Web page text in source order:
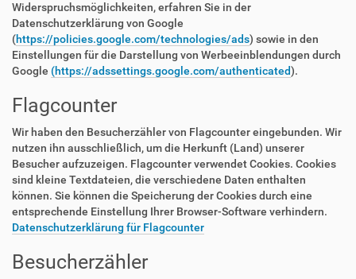
Widerspruchsmöglichkeiten, erfahren Sie in der
Datenschutzerklärung von Google
(https://policies.google.com/technologies/ads) sowie in den
Einstellungen für die Darstellung von Werbeeinblendungen durch
Google (https://adssettings.google.com/authenticated).
Flagcounter
Wir haben den Besucherzähler von Flagcounter eingebunden. Wir
nutzen ihn ausschließlich, um die Herkunft (Land) unserer
Besucher aufzuzeigen. Flagcounter verwendet Cookies. Cookies
sind kleine Textdateien, die verschiedene Daten enthalten
können. Sie können die Speicherung der Cookies durch eine
entsprechende Einstellung Ihrer Browser-Software verhindern.
Datenschutzerklärung für Flagcounter
Besucherzähler